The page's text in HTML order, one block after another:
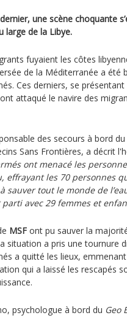
une scène choquante
large de la Libye.
fuyaient les côtes
de la Méditerranée a été
Ces derniers, se
attaqué le navire des
des secours à bord
Sans Frontières, a décrit
ont menacé les
effrayant les 70 personnes
sauver tout le monde de
avec 29 femmes et
MSF ont pu sauver la
situation a pris une tournure
a quitté les lieux,
qui a laissé les rescapés
psychologue à bord du Geo